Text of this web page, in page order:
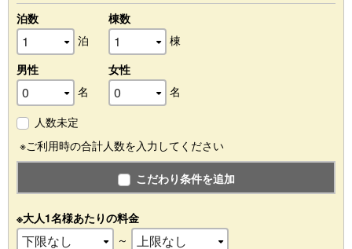
泊数
泊
棟数
棟
男性
名
女性
名
人数未定
※ご利用時の合計人数を入力してください
こだわり条件を追加
※大人1名様あたりの料金
～